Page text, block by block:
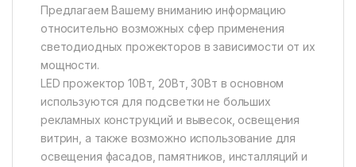
Предлагаем Вашему вниманию информацию
относительно возможных сфер применения
светодиодных прожекторов в зависимости от их
мощности.
LED прожектор 10Вт, 20Вт, 30Вт в основном
используются для подсветки не больших
рекламных конструкций и вывесок, освещения
витрин, а также возможно использование для
освещения фасадов, памятников, инсталляций и